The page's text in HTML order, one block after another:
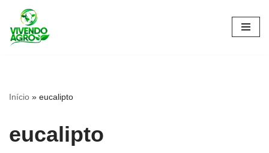
Pular
para
Início » eucalipto
eucalipto